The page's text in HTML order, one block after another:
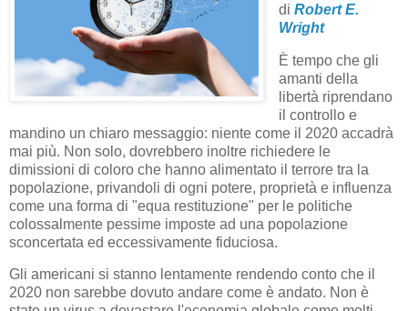
di Robert E.
Wright
È tempo che gli
amanti della
libertà riprendano
il controllo e
mandino un chiaro messaggio: niente come il 2020 accadrà
mai più. Non solo, dovrebbero inoltre richiedere le
dimissioni di coloro che hanno alimentato il terrore tra la
popolazione, privandoli di ogni potere, proprietà e influenza
come una forma di "equa restituzione" per le politiche
colossalmente pessime imposte ad una popolazione
sconcertata ed eccessivamente fiduciosa.
Gli americani si stanno lentamente rendendo conto che il
2020 non sarebbe dovuto andare come è andato. Non è